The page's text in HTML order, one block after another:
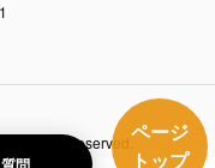
ページ
トップ
All rights reserved.